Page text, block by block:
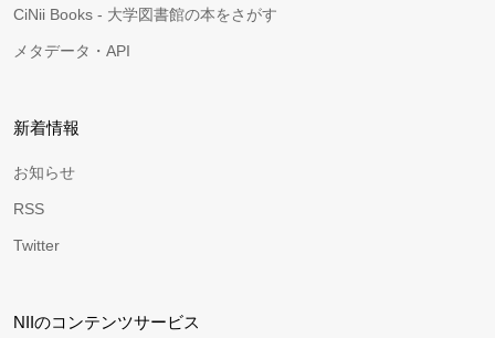
CiNii Books - 大学図書館の本をさがす
メタデータ・API
新着情報
お知らせ
RSS
Twitter
NIIのコンテンツサービス